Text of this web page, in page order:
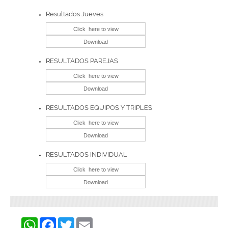
Resultados Jueves
RESULTADOS PAREJAS
RESULTADOS EQUIPOS Y TRIPLES
RESULTADOS INDIVIDUAL
WhatsAppFacebookTwitter